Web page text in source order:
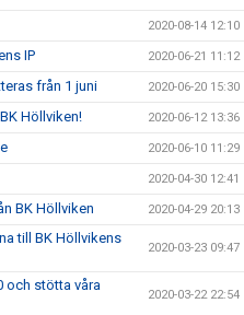
2020-08-14 12:10
IP 2020-06-21 11:12
från 1 juni 2020-06-20 15:30
Höllviken! 2020-06-12 13:36
2020-06-10 11:29
2020-04-30 12:41
BK Höllviken 2020-04-29 20:13
till BK Höllvikens
2020-03-23 09:47
och stötta våra
2020-03-22 22:54